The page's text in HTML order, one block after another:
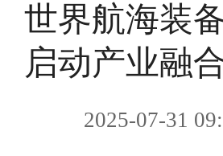
世界航海装
启动产业融
2025-07-31